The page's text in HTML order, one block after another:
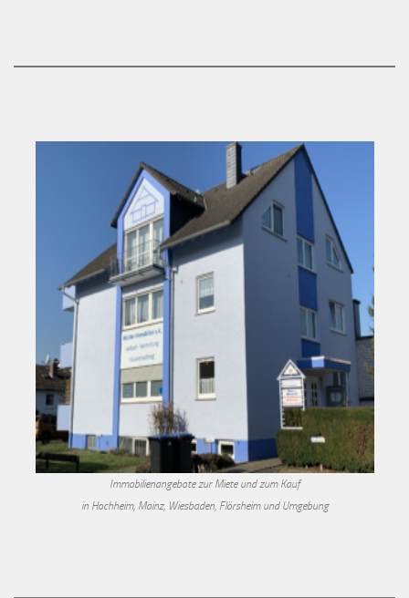
Immobilienangebote zur Miete und zum Kauf
in Hochheim, Mainz, Wiesbaden, Flörsheim und Umgebung